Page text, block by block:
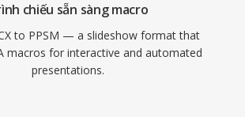
chiếu sẵn sàng macro
to PPSM — a slideshow format that
macros for interactive and automated
presentations.